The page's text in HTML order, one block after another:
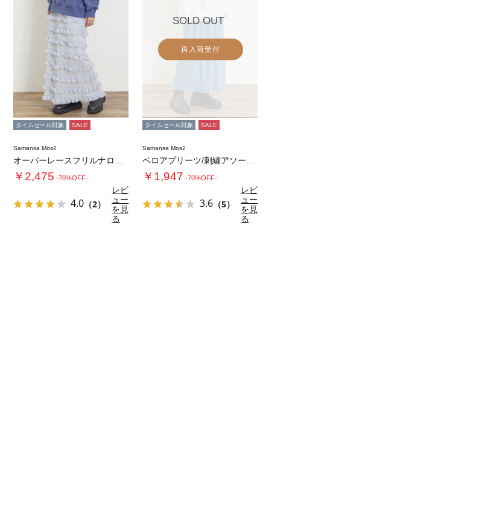
タイムセール対象 SALE
Samansa Mos2
￥2,475 -70%OFF-
4.0 （2）
レビ
ュー
を見
る
SOLD OUT
再入荷受付
タイムセール対象 SALE
Samansa Mos2
￥1,947 -70%OFF-
3.6 （5）
レビ
ュー
を見
る